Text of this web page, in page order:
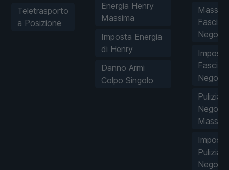
Teletrasporto
a Posizione
Energia Henry
Massima
Imposta Energia
di Henry
Danno Armi
Colpo Singolo
Negozio
Imposta
Fascino
Negozio
Pulizia
Negozio
Imposta
Pulizia
Negozio